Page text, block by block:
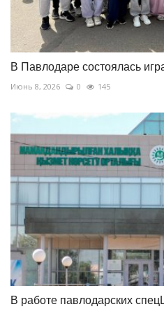
В Павлодаре состоялась
Июнь 8, 2026 0 145
В работе павлодарских